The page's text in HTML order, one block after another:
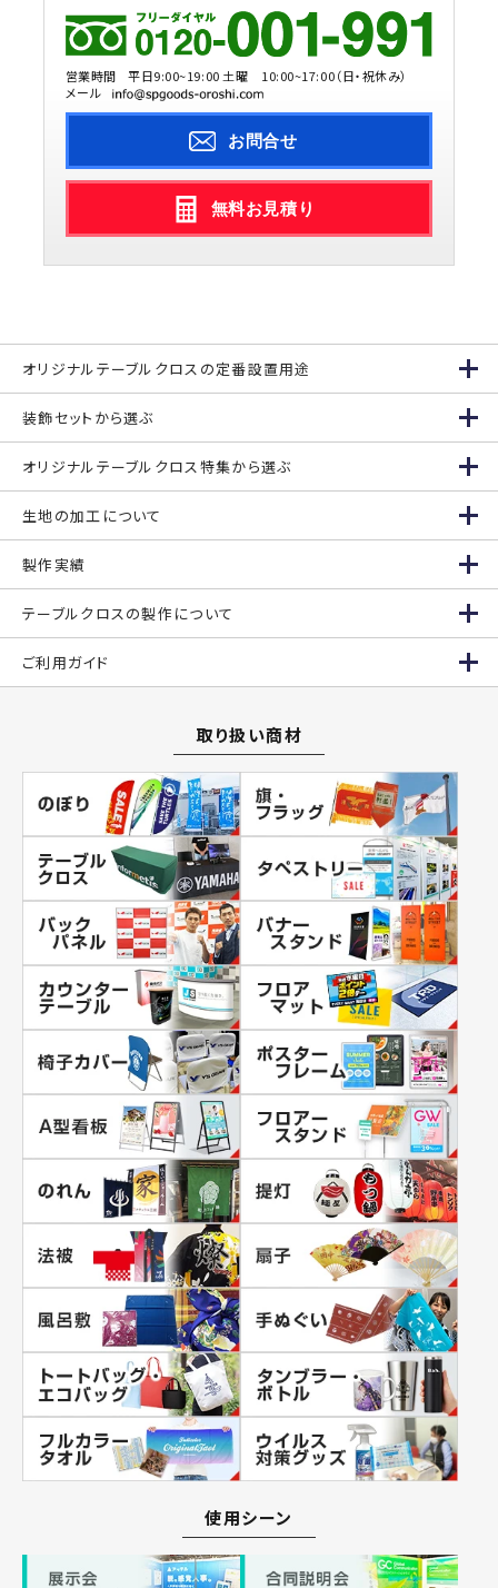
営業時間
平日9:00~19:00 土曜 10:00~17:00（日・祝休み）
メール
お問合せ
無料お見積り
オリジナルテーブルクロスの定番設置用途
装飾セットから選ぶ
オリジナルテーブルクロス特集から選ぶ
生地の加工について
製作実績
テーブルクロスの製作について
ご利用ガイド
取り扱い商材
使用シーン